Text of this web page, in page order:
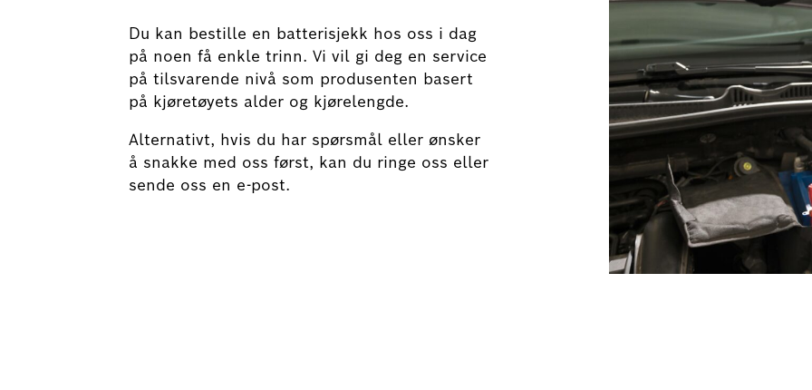
Du kan bestille en batterisjekk hos oss i dag
på noen få enkle trinn. Vi vil gi deg en service
på tilsvarende nivå som produsenten basert
på kjøretøyets alder og kjørelengde.
Alternativt, hvis du har spørsmål eller ønsker
å snakke med oss først, kan du ringe oss eller
sende oss en e-post.